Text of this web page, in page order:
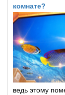
комнате?
ведь этому